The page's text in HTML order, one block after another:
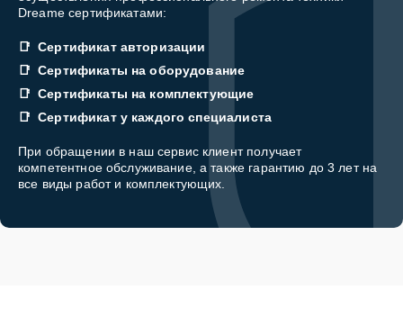
Dreame сертификатами:
Сертификат авторизации
Сертификаты на оборудование
Сертификаты на комплектующие
Сертификат у каждого специалиста
При обращении в наш сервис клиент получает
компетентное обслуживание, а также гарантию до 3 лет на
все виды работ и комплектующих.